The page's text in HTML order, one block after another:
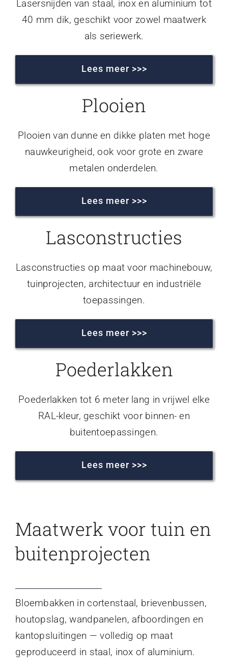
Lasersnijden van staal, inox en aluminium tot
40 mm dik, geschikt voor zowel maatwerk
als seriewerk.
Lees meer >>>
Plooien
Plooien van dunne en dikke platen met hoge
nauwkeurigheid, ook voor grote en zware
metalen onderdelen.
Lees meer >>>
Lasconstructies
Lasconstructies op maat voor machinebouw,
tuinprojecten, architectuur en industriële
toepassingen.
Lees meer >>>
Poederlakken
Poederlakken tot 6 meter lang in vrijwel elke
RAL-kleur, geschikt voor binnen- en
buitentoepassingen.
Lees meer >>>
Maatwerk voor tuin en
buitenprojecten
Bloembakken in cortenstaal, brievenbussen,
houtopslag, wandpanelen, afboordingen en
kantopsluitingen — volledig op maat
geproduceerd in staal, inox of aluminium.